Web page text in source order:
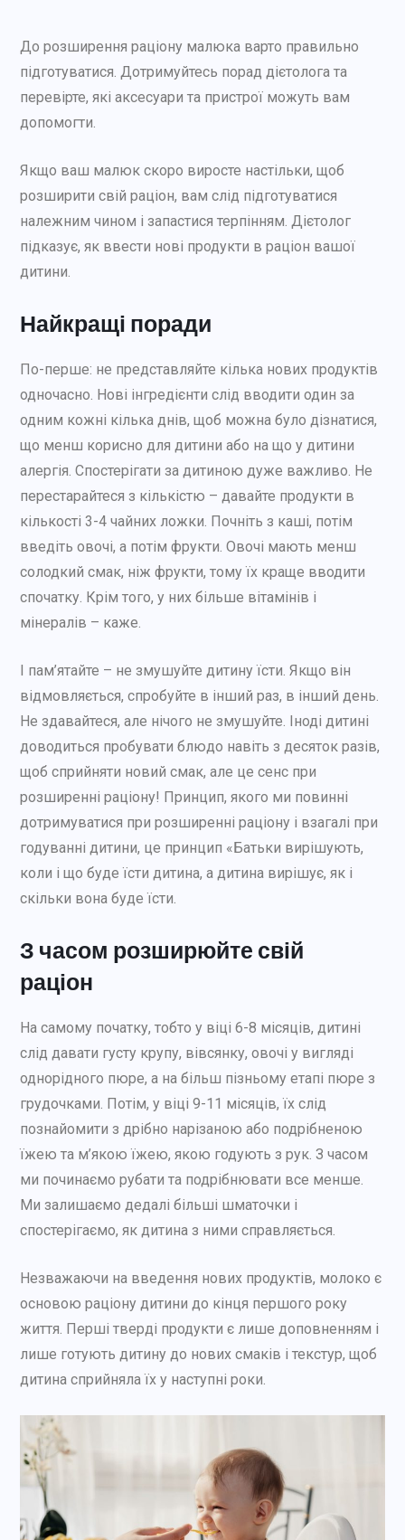
До розширення раціону малюка варто правильно
підготуватися. Дотримуйтесь порад дієтолога та
перевірте, які аксесуари та пристрої можуть вам
допомогти.
Якщо ваш малюк скоро виросте настільки, щоб
розширити свій раціон, вам слід підготуватися
належним чином і запастися терпінням. Дієтолог
підказує, як ввести нові продукти в раціон вашої
дитини.
Найкращі поради
По-перше: не представляйте кілька нових продуктів
одночасно. Нові інгредієнти слід вводити один за
одним кожні кілька днів, щоб можна було дізнатися,
що менш корисно для дитини або на що у дитини
алергія. Спостерігати за дитиною дуже важливо. Не
перестарайтеся з кількістю – давайте продукти в
кількості 3-4 чайних ложки. Почніть з каші, потім
введіть овочі, а потім фрукти. Овочі мають менш
солодкий смак, ніж фрукти, тому їх краще вводити
спочатку. Крім того, у них більше вітамінів і
мінералів – каже.
І пам’ятайте – не змушуйте дитину їсти. Якщо він
відмовляється, спробуйте в інший раз, в інший день.
Не здавайтеся, але нічого не змушуйте. Іноді дитині
доводиться пробувати блюдо навіть з десяток разів,
щоб сприйняти новий смак, але це сенс при
розширенні раціону! Принцип, якого ми повинні
дотримуватися при розширенні раціону і взагалі при
годуванні дитини, це принцип «Батьки вирішують,
коли і що буде їсти дитина, а дитина вирішує, як і
скільки вона буде їсти.
З часом розширюйте свій
раціон
На самому початку, тобто у віці 6-8 місяців, дитині
слід давати густу крупу, вівсянку, овочі у вигляді
однорідного пюре, а на більш пізньому етапі пюре з
грудочками. Потім, у віці 9-11 місяців, їх слід
познайомити з дрібно нарізаною або подрібненою
їжею та м’якою їжею, якою годують з рук. З часом
ми починаємо рубати та подрібнювати все менше.
Ми залишаємо дедалі більші шматочки і
спостерігаємо, як дитина з ними справляється.
Незважаючи на введення нових продуктів, молоко є
основою раціону дитини до кінця першого року
життя. Перші тверді продукти є лише доповненням і
лише готують дитину до нових смаків і текстур, щоб
дитина сприйняла їх у наступні роки.